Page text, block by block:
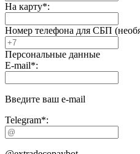
На карту*:
Номер телефона для СБП
Персональные данные
E-mail*:
Введите ваш e-mail
Telegram*: